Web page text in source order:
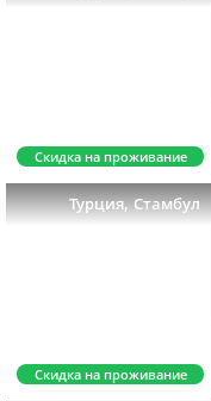
Скидка на проживание
Турция,Стамбул
Скидка на проживание